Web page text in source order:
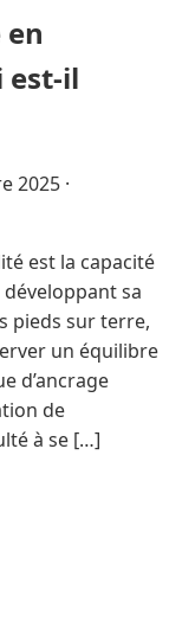
en
est-il
2025 ·
est la capacité
sa
pieds sur terre,
un équilibre
d’ancrage
de
à se […]